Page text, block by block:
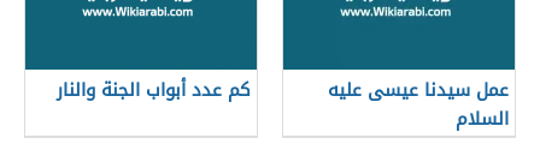
عمل سيدنا عيسى عليه
السلام
كم عدد أبواب الجنة والنار